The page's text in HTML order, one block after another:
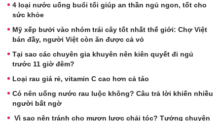
4 loại nước uống buổi tối giúp an thần ngủ ngon, tốt cho
sức khỏe
Mỹ xếp bưởi vào nhóm trái cây tốt nhất thế giới: Chợ Việt
bán đầy, người Việt còn ăn được cả vỏ
Tại sao các chuyên gia khuyên nên kiên quyết đi ngủ
trước 11 giờ đêm?
Loại rau giá rẻ, vitamin C cao hơn cả táo
Có nên uống nước rau luộc không? Câu trả lời khiến nhiều
người bất ngờ
Vì sao nên tránh cho mượn lược chải tóc? Tưởng chuyện